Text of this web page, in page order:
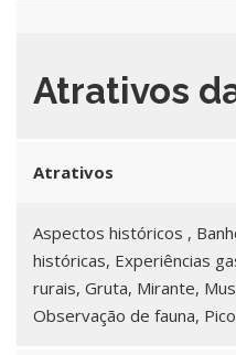
Atrativos
Atrativos
Aspectos históricos ,
históricas, Experiências
rurais, Gruta, Mirante,
Observação de fauna, Pico